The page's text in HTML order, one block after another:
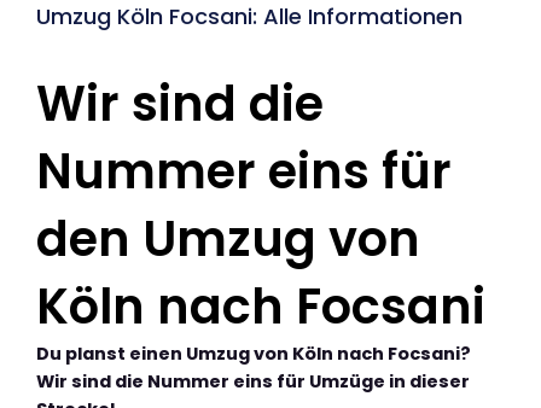
Umzug Köln Focsani: Alle Informationen
Wir sind die
Nummer eins für
den Umzug von
Köln nach Focsani
Du planst einen Umzug von Köln nach Focsani?
Wir sind die Nummer eins für Umzüge in dieser